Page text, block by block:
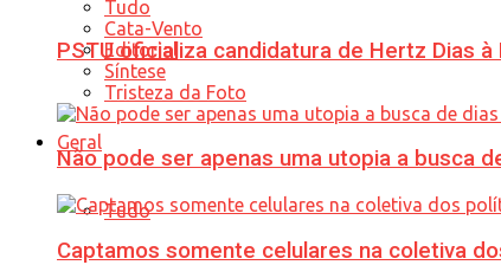
PSTU oficializa candidatura de Hertz Dias
Geral
Tudo
Tudo
Cata-Vento
Editorial
Síntese
Tristeza da Foto
Não pode ser apenas uma utopia a busca
Captamos somente celulares na coletiva